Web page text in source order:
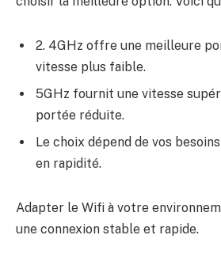
2. 4GHz offre une meilleure
vitesse plus faible.
5GHz fournit une vitesse
portée réduite.
Le choix dépend de vos
en rapidité.
Adapter le Wifi à votre
une connexion stable et rapide.